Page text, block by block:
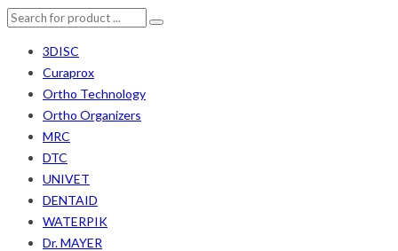
3DISC
Curaprox
Ortho Technology
Ortho Organizers
MRC
DTC
UNIVET
DENTAID
WATERPIK
Dr. MAYER